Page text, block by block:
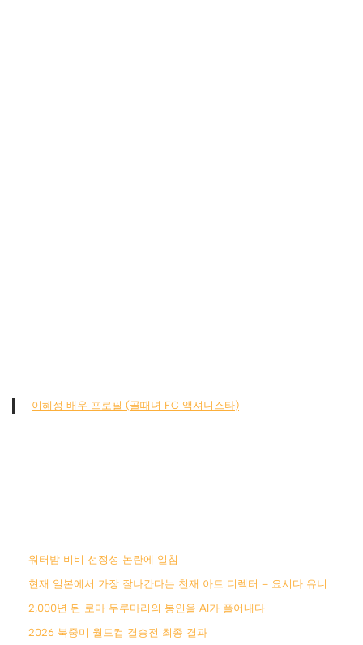
이혜정 배우 프로필 (골때녀 FC 액셔니스타)
워터밤 비비 선정성 논란에 일침
현재 일본에서 가장 잘나간다는 천재 아트 디렉터 – 요시다 유니
2,000년 된 로마 두루마리의 봉인을 AI가 풀어내다
2026 북중미 월드컵 결승전 최종 결과